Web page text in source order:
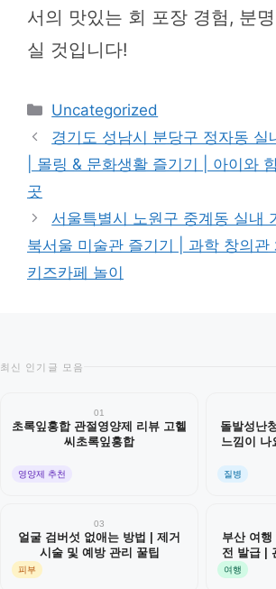
서의 맛있는 회 포장 경험, 분
실 것입니다!
카
테
고
리
Uncategorized
경기도 성남시 분당구 정자동 실
| 몰링 & 문화생활 즐기기 | 아이와
곳
서울특별시 노원구 중계동 실내
북서울 미술관 즐기기 | 과학 창의관
키즈카페 놀이
최신 인기글 모음
01
초록잎홍합 관절영양제 리뷰 고헬
씨초록잎홍합
영양제 추천
돌발성난
느낌이 나
질병
03
얼굴 검버섯 없애는 방법 | 제거
시술 및 예방 관리 꿀팁
피부
부산 여행
전 발급 |
여행